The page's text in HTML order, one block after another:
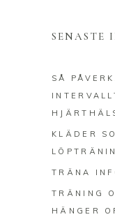
SENASTE
SÅ
KLÄDER
TRÄNA
TRÄNING
HÄNGER